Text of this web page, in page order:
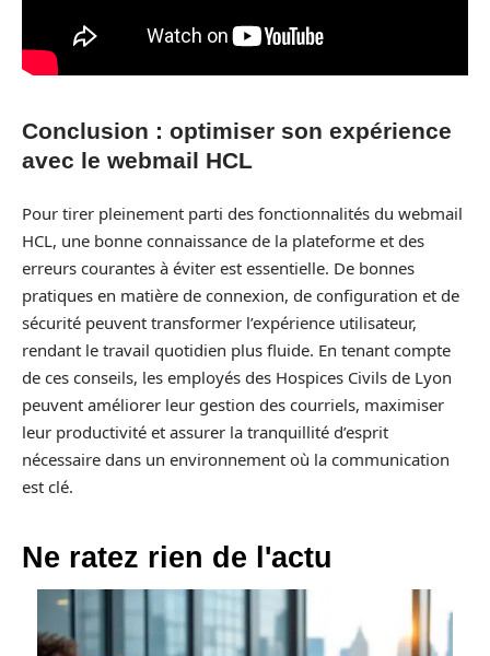
Conclusion : optimiser son expérience
avec le webmail HCL
Pour tirer pleinement parti des fonctionnalités du webmail
HCL, une bonne connaissance de la plateforme et des
erreurs courantes à éviter est essentielle. De bonnes
pratiques en matière de connexion, de configuration et de
sécurité peuvent transformer l’expérience utilisateur,
rendant le travail quotidien plus fluide. En tenant compte
de ces conseils, les employés des Hospices Civils de Lyon
peuvent améliorer leur gestion des courriels, maximiser
leur productivité et assurer la tranquillité d’esprit
nécessaire dans un environnement où la communication
est clé.
Ne ratez rien de l'actu